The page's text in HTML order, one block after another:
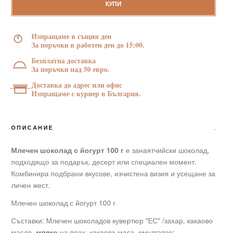
йогурт
КУПИ
Изпращаме в същия ден
За поръчки в работен ден до 15:00.
Безплатна доставка
За поръчки над 50 евро.
Доставка до адрес или офис
Изпращаме с куриер в България.
ОПИСАНИЕ
Млечен шоколад с йогурт 100 г е занаятчийски шоколад,
подходящо за подарък, десерт или специален момент.
Комбинира подбрани вкусове, изчистена визия и усещане за
личен жест.
Млечен шоколад с йогурт 100 г
Съставки: Млечен шоколадов кувертюр "ЕС" /захар, какаово